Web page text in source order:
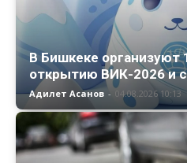
В Бишкеке организуют
открытию ВИК-2026 и
Адилет Асанов - 04.08.2026 10:13